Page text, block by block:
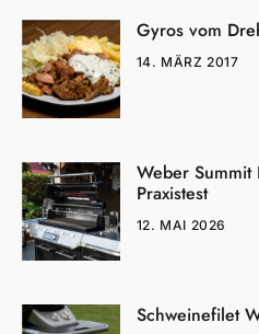
Gyros vom
14. MÄRZ 2017
Weber Summit
Praxistest
12. MAI 2026
Schweinefilet